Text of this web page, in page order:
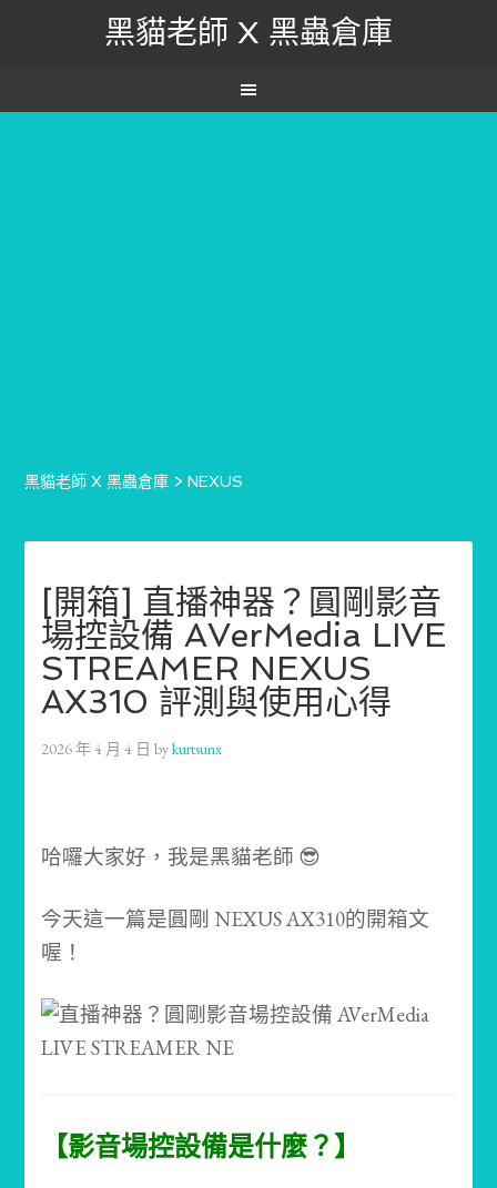
黑貓老師 X 黑蟲倉庫
黑貓老師 X 黑蟲倉庫 >NEXUS
[開箱] 直播神器？圓剛影音
場控設備 AVerMedia LIVE
STREAMER NEXUS
AX310 評測與使用心得
2026 年 4 月 4 日 bykurtsunx
哈囉大家好，我是黑貓老師 😎
今天這一篇是圓剛 NEXUS AX310的開箱文
喔！
【影音場控設備是什麼？】